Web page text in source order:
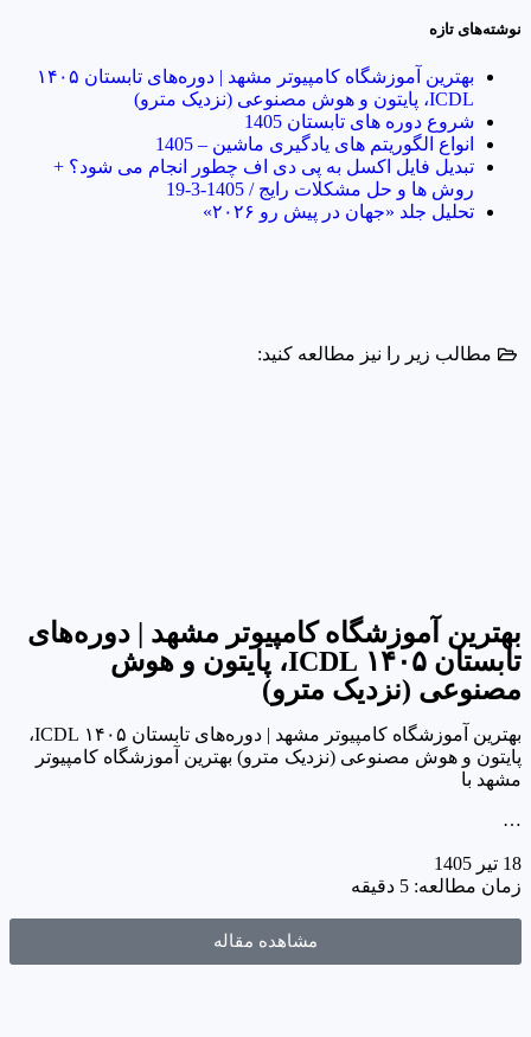
نوشته‌های تازه
بهترین آموزشگاه کامپیوتر مشهد | دوره‌های تابستان ۱۴۰۵
ICDL، پایتون و هوش مصنوعی (نزدیک مترو)
شروع دوره های تابستان 1405
انواع الگوریتم های یادگیری ماشین – 1405
تبدیل فایل اکسل به پی دی اف چطور انجام می شود؟ +
روش ها و حل مشکلات رایج / 1405-3-19
تحلیل جلد «جهان در پیش رو ۲۰۲۶»
مطالب زیر را نیز مطالعه کنید:
بهترین آموزشگاه کامپیوتر مشهد | دوره‌های
تابستان ۱۴۰۵ ICDL، پایتون و هوش
مصنوعی (نزدیک مترو)
بهترین آموزشگاه کامپیوتر مشهد | دوره‌های تابستان ۱۴۰۵ ICDL،
پایتون و هوش مصنوعی (نزدیک مترو) بهترین آموزشگاه کامپیوتر
مشهد با
…
18 تیر 1405
زمان مطالعه: 5 دقیقه
مشاهده مقاله